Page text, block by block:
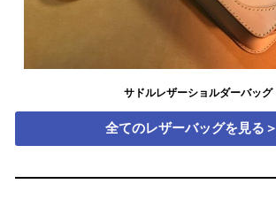
サドルレザーショルダーバッグ
全てのレザーバッグを見る